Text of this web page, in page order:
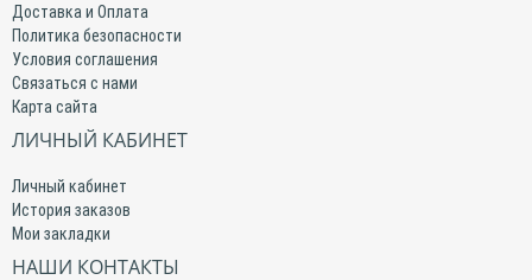
Доставка и Оплата
Политика безопасности
Условия соглашения
Связаться с нами
Карта сайта
ЛИЧНЫЙ КАБИНЕТ
Личный кабинет
История заказов
Мои закладки
НАШИ КОНТАКТЫ